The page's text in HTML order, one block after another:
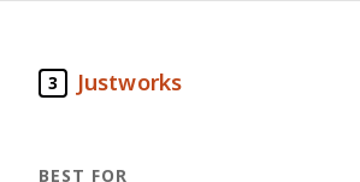
3 Justworks